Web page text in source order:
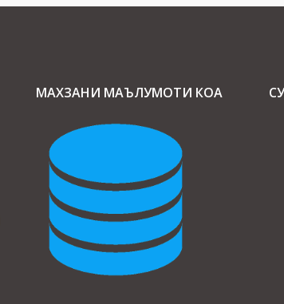
МАХЗАНИ МАЪЛУМОТИ КОА